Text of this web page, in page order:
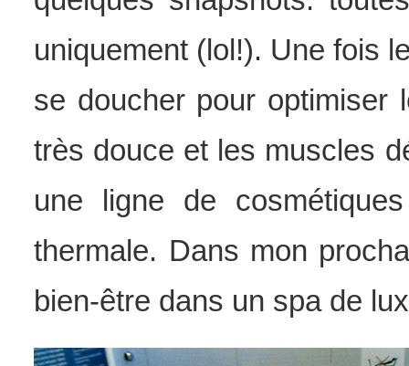
uniquement (lol!). Une fois
se doucher pour optimiser
très douce et les muscles
une ligne de
thermale. Dans mon
bien-être dans un spa de